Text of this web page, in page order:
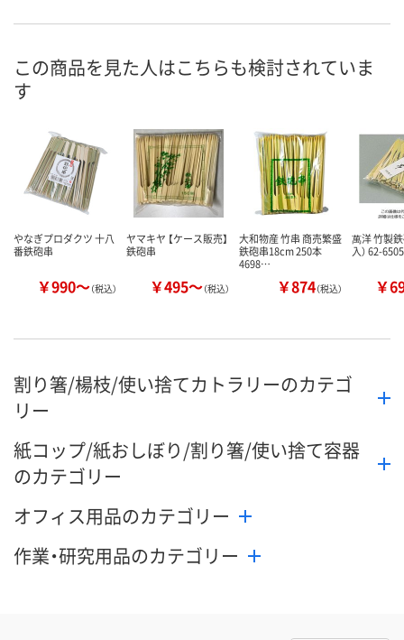
この商品を見た人はこちらも検討されていま
す
やなぎプロダクツ 十八
番鉄砲串
￥990～（税込）
ヤマキヤ 【ケース販売】
鉄砲串
￥495～（税込）
大和物産 竹串 商売繁盛
鉄砲串18cm 250本
4698…
￥874（税込）
萬洋 竹製
入） 62-6505
￥
割り箸/楊枝/使い捨てカトラリーのカテゴ
リー
紙コップ/紙おしぼり/割り箸/使い捨て容器
のカテゴリー
オフィス用品のカテゴリー
作業・研究用品のカテゴリー